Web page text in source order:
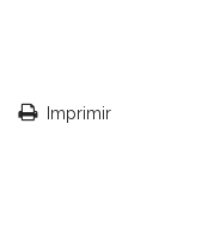
Imprimir